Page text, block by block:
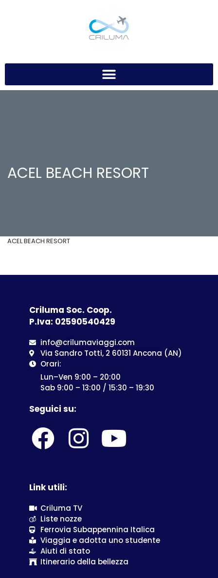
ACEL BEACH RESORT
ACEL BEACH RESORT
Criluma Soc. Coop.
P.Iva: 02590540429
info@crilumaviaggi.com
Via Sandro Totti, 2 60131 Ancona (AN)
Orari:
Lun–Ven 9:00 – 20:00
Sab 9:00 – 13:00 / 15:30 – 19:30
Seguici su:
Link utili:
Criluma TV
Liste nozze
Ferrovia Subappennina Italica
Viaggia e adotta uno studente
Aiuti di stato
Itinerario della bellezza